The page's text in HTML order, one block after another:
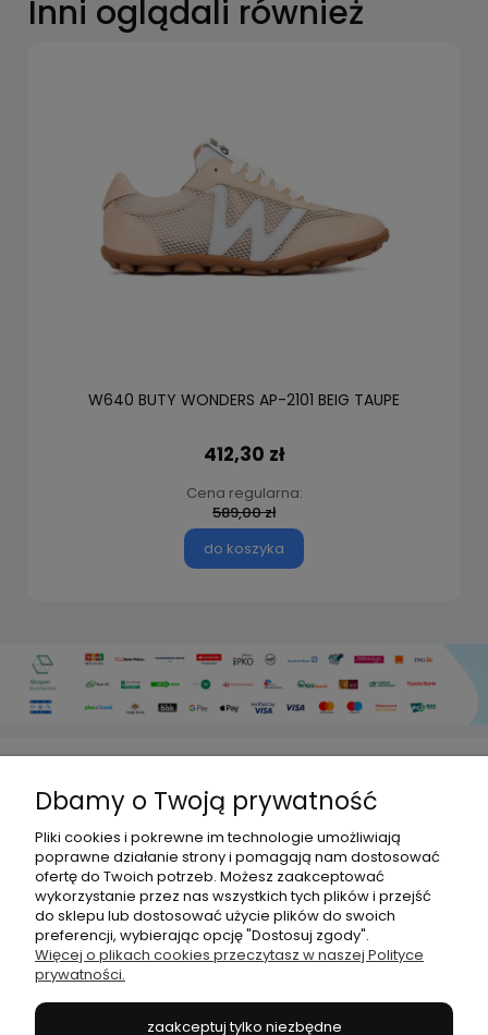
Inni oglądali również
W640 BUTY WONDERS AP-2101 BEIG TAUPE
412,30 zł
Cena regularna:
589,00 zł
do koszyka
HISPANITO
OBSŁUGA KLIENTA
DLACZEGO MY?
MOJE KONTO
Dbamy o Twoją prywatność
Pliki cookies i pokrewne im technologie umożliwiają
poprawne działanie strony i pomagają nam dostosować
ofertę do Twoich potrzeb. Możesz zaakceptować
wykorzystanie przez nas wszystkich tych plików i przejść
do sklepu lub dostosować użycie plików do swoich
preferencji, wybierając opcję "Dostosuj zgody".
Więcej o plikach cookies przeczytasz w naszej Polityce
prywatności.
zaakceptuj tylko niezbędne